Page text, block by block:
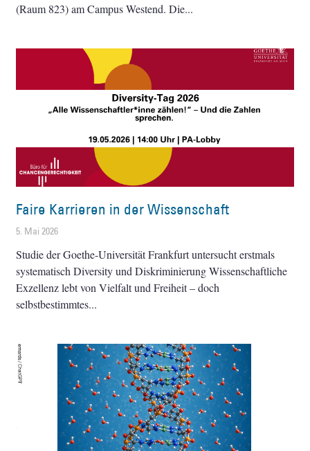
(Raum 823) am Campus Westend. Die
Faire Karrieren in der Wissenschaft
5. Mai 2026
Studie der Goethe-Universität Frankfurt untersucht erstmals
systematisch Diversity und Diskriminierung Wissenschaftliche
Exzellenz lebt von Vielfalt und Freiheit – doch
selbstbestimmtes